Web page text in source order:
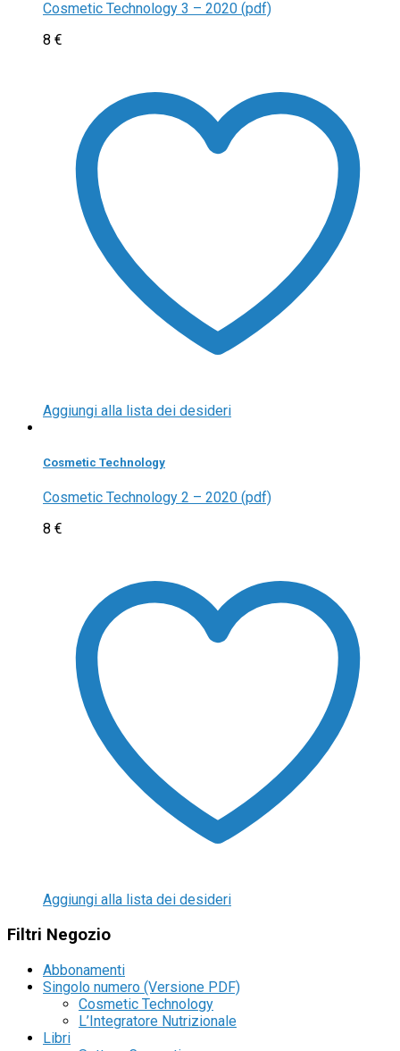
Cosmetic Technology 3 – 2020 (pdf)
8 €
Aggiungi alla lista dei desideri
Cosmetic Technology
Cosmetic Technology 2 – 2020 (pdf)
8 €
Aggiungi alla lista dei desideri
Filtri Negozio
Abbonamenti
Singolo numero (Versione PDF)
Cosmetic Technology
L’Integratore Nutrizionale
Libri